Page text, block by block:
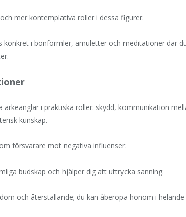
mer kontemplativa roller i dessa figurer.
konkret i bönformler, amuletter och meditationer där
ärkeänglar i praktiska roller: skydd, kommunikation
kunskap.
försvarare mot negativa influenser.
budskap och hjälper dig att uttrycka sanning.
och återställande; du kan åberopa honom i helande